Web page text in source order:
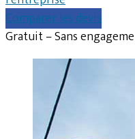
Comparer les devis
Gratuit – Sans